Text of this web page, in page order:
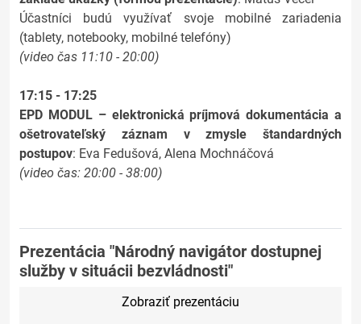
Účastníci budú využívať svoje mobilné zariadenia
(tablety, notebooky, mobilné telefóny)
(video čas 11:10 - 20:00)
17:15 - 17:25
EPD MODUL – elektronická príjmová dokumentácia a
ošetrovateľský záznam v zmysle štandardných
postupov: Eva Fedušová, Alena Mochnáčová
(video čas: 20:00 - 38:00)
Prezentácia "Národný navigátor dostupnej
služby v situácii bezvládnosti"
Zobraziť prezentáciu